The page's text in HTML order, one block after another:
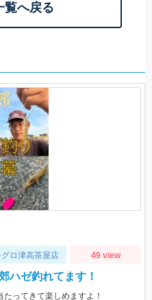
覧へ戻る
グロ津高茶屋店 49 view
ゼ釣れてます！
ってきて楽しめますよ！